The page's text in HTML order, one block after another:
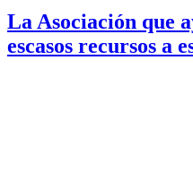
La Asociación que
escasos recursos a